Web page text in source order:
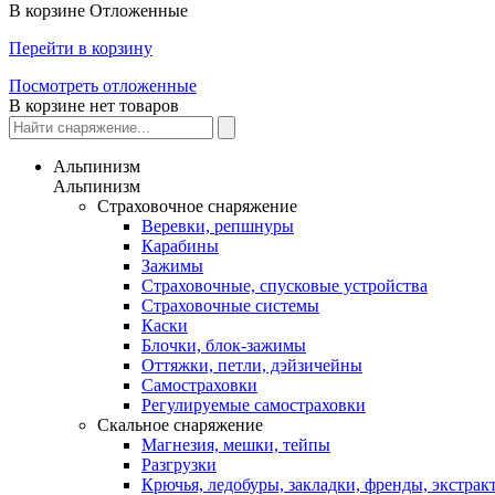
В корзине Отложенные
Перейти в корзину
Посмотреть отложенные
В корзине нет товаров
Альпинизм
Альпинизм
Страховочное снаряжение
Веревки, репшнуры
Карабины
Зажимы
Страховочные, спусковые устройства
Страховочные системы
Каски
Блочки, блок-зажимы
Оттяжки, петли, дэйзичейны
Самостраховки
Регулируемые самостраховки
Скальное снаряжение
Магнезия, мешки, тейпы
Разгрузки
Крючья, ледобуры, закладки, френды,